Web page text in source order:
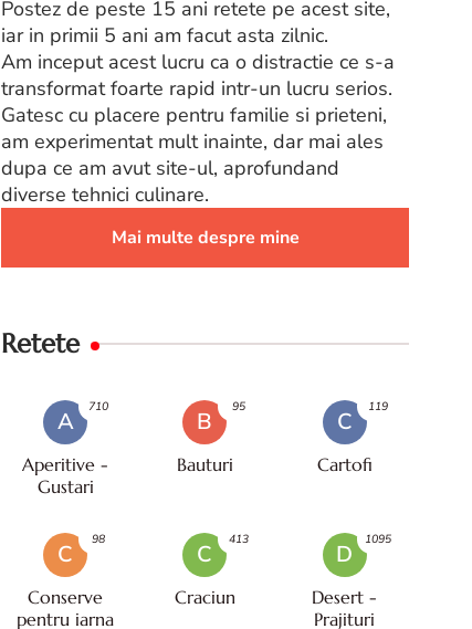
Postez de peste 15 ani retete pe acest site,
iar in primii 5 ani am facut asta zilnic.
Am inceput acest lucru ca o distractie ce s-a
transformat foarte rapid intr-un lucru serios.
Gatesc cu placere pentru familie si prieteni,
am experimentat mult inainte, dar mai ales
dupa ce am avut site-ul, aprofundand
diverse tehnici culinare.
Mai multe despre mine
Retete
A
Aperitive -
Gustari
710
B
Bauturi
95
C
Cartofi
119
C
Conserve
pentru iarna
98
C
Craciun
413
D
Desert -
Prajituri
1095